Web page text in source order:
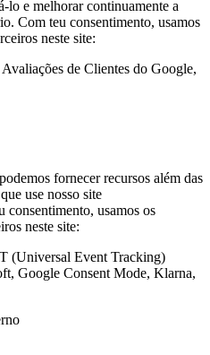
lo e melhorar continuamente a
Com teu consentimento, usamos
neste site:
de Clientes do Google,
fornecer recursos além das
use nosso site
consentimento, usamos os
neste site:
(Universal Event Tracking)
Google Consent Mode, Klarna,